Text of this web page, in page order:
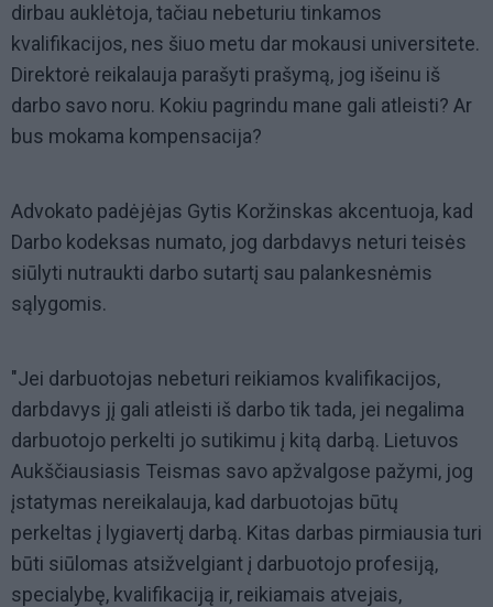
dirbau auklėtoja, tačiau nebeturiu tinkamos
kvalifikacijos, nes šiuo metu dar mokausi universitete.
Direktorė reikalauja parašyti prašymą, jog išeinu iš
darbo savo noru. Kokiu pagrindu mane gali atleisti? Ar
bus mokama kompensacija?
Advokato padėjėjas Gytis Koržinskas akcentuoja, kad
Darbo kodeksas numato, jog darbdavys neturi teisės
siūlyti nutraukti darbo sutartį sau palankesnėmis
sąlygomis.
"Jei darbuotojas nebeturi reikiamos kvalifikacijos,
darbdavys jį gali atleisti iš darbo tik tada, jei negalima
darbuotojo perkelti jo sutikimu į kitą darbą. Lietuvos
Aukščiausiasis Teismas savo apžvalgose pažymi, jog
įstatymas nereikalauja, kad darbuotojas būtų
perkeltas į lygiavertį darbą. Kitas darbas pirmiausia turi
būti siūlomas atsižvelgiant į darbuotojo profesiją,
specialybę, kvalifikaciją ir, reikiamais atvejais,